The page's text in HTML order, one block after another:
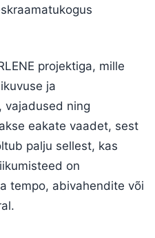
projektiga, mille
ja
vajadused ning
eakate vaadet, sest
palju sellest, kas
on
tempo, abivahendite või